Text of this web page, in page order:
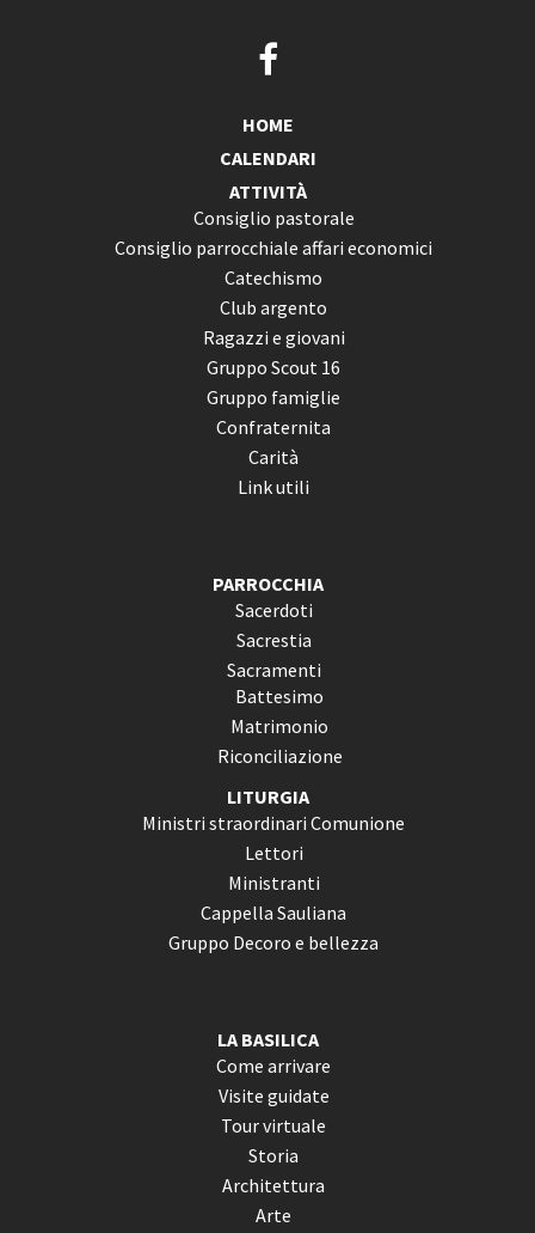
HOME
CALENDARI
ATTIVITÀ
Consiglio pastorale
Consiglio parrocchiale affari economici
Catechismo
Club argento
Ragazzi e giovani
Gruppo Scout 16
Gruppo famiglie
Confraternita
Carità
Link utili
PARROCCHIA
Sacerdoti
Sacrestia
Sacramenti
Battesimo
Matrimonio
Riconciliazione
LITURGIA
Ministri straordinari Comunione
Lettori
Ministranti
Cappella Sauliana
Gruppo Decoro e bellezza
LA BASILICA
Come arrivare
Visite guidate
Tour virtuale
Storia
Architettura
Arte